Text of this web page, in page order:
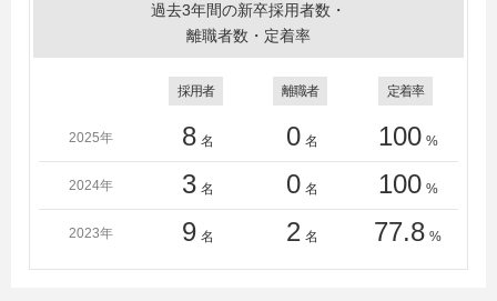
過去3年間の新卒採用者数・
離職者数・定着率
採用者 離職者 定着率
2025年 8 名 0 名 100 %
2024年 3 名 0 名 100 %
2023年 9 名 2 名 77.8 %